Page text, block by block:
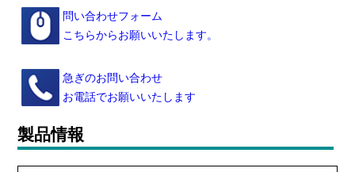
問い合わせフォーム
こちらからお願いいたします。
急ぎのお問い合わせ
お電話でお願いいたします
製品情報